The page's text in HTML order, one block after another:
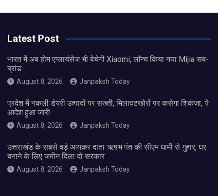
Latest Post
भारत में अब होम एप्लायंसेज भी बेचेगी Xiaomi, लॉन्च किया नया Mijia सब-
ब्रांड
August 8, 2026 Janpaksh Today
प्रदेश में नकली डेयरी उत्पादों पर सख्ती, मिलावटखोरों पर कसेगा शिकंजा, ये
आदेश हुआ जारी
August 8, 2026 Janpaksh Today
उत्तराखंड के सबसे बड़े आयकर दाता ऋषभ पंत की सीएम धामी से गुहार, घर
बनाने के लिए जमीन दिला दो सरकार
August 8, 2026 Janpaksh Today